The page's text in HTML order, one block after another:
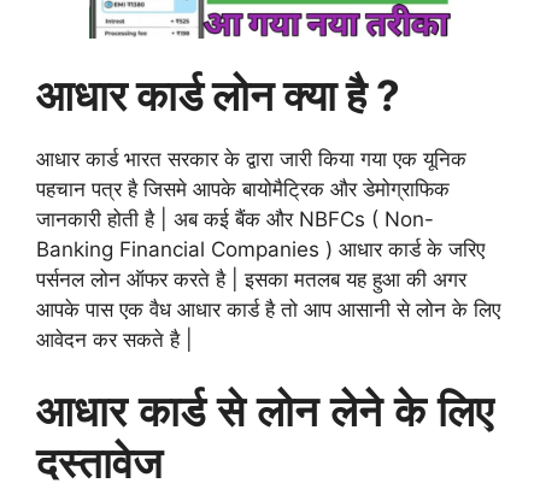
आधार कार्ड लोन क्या है ?
आधार कार्ड भारत सरकार के द्वारा जारी किया गया एक यूनिक
पहचान पत्र है जिसमे आपके बायोमैट्रिक और डेमोग्राफिक
जानकारी होती है | अब कई बैंक और NBFCs ( Non-
Banking Financial Companies ) आधार कार्ड के जरिए
पर्सनल लोन ऑफर करते है | इसका मतलब यह हुआ की अगर
आपके पास एक वैध आधार कार्ड है तो आप आसानी से लोन के लिए
आवेदन कर सकते है |
आधार कार्ड से लोन लेने के लिए
दस्तावेज